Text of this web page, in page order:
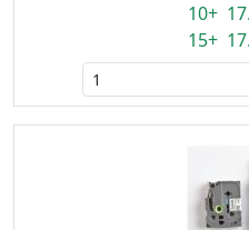
10+
15+